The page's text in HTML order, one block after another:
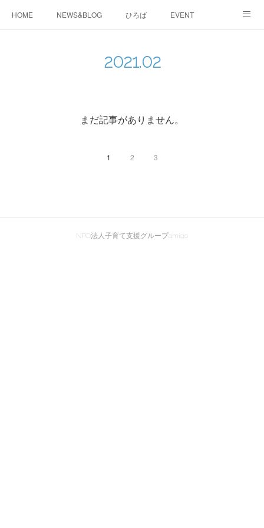
HOME NEWS&BLOG ひろば EVENT
2021.02
まだ記事がありません。
1 2 3
NPO法人子育て支援グループamigo